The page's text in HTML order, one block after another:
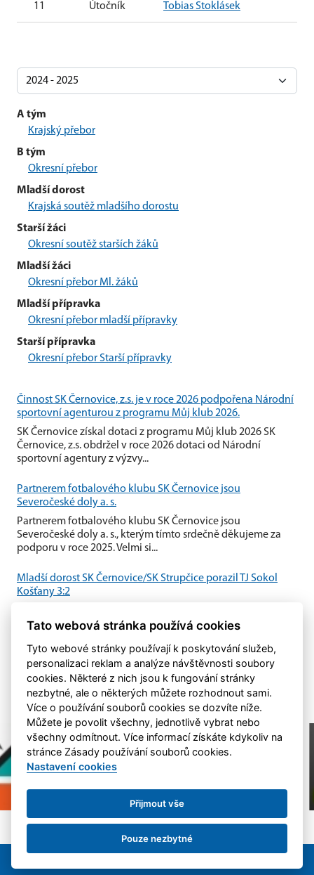
11 Útočník Tobias Stoklásek
A tým
Krajský přebor
B tým
Okresní přebor
Mladší dorost
Krajská soutěž mladšího dorostu
Starší žáci
Okresní soutěž starších žáků
Mladší žáci
Okresní přebor Ml. žáků
Mladší přípravka
Okresní přebor mladší přípravky
Starší přípravka
Okresní přebor Starší přípravky
Činnost SK Černovice, z.s. je v roce 2026 podpořena Národní
sportovní agenturou z programu Můj klub 2026.
SK Černovice získal dotaci z programu Můj klub 2026 SK
Černovice, z.s. obdržel v roce 2026 dotaci od Národní
sportovní agentury z výzvy...
Partnerem fotbalového klubu SK Černovice jsou
Severočeské doly a. s.
Partnerem fotbalového klubu SK Černovice jsou
Severočeské doly a. s., kterým tímto srdečně děkujeme za
podporu v roce 2025. Velmi si...
Mladší dorost SK Černovice/SK Strupčice porazil TJ Sokol
Košťany 3:2
utkání proti TJ Sokol Košťany a po vyrovnaném průběhu
Tato webová stránka používá cookies
Tyto webové stránky používají k poskytování služeb,
personalizaci reklam a analýze návštěvnosti soubory
cookies. Některé z nich jsou k fungování stránky
nezbytné, ale o některých můžete rozhodnout sami.
Více o používání souborů cookies se dozvíte níže.
Můžete je povolit všechny, jednotlivě vybrat nebo
všechny odmítnout. Více informací získáte kdykoliv na
stránce Zásady používání souborů cookies.
Nastavení cookies
Přijmout vše
Pouze nezbytné